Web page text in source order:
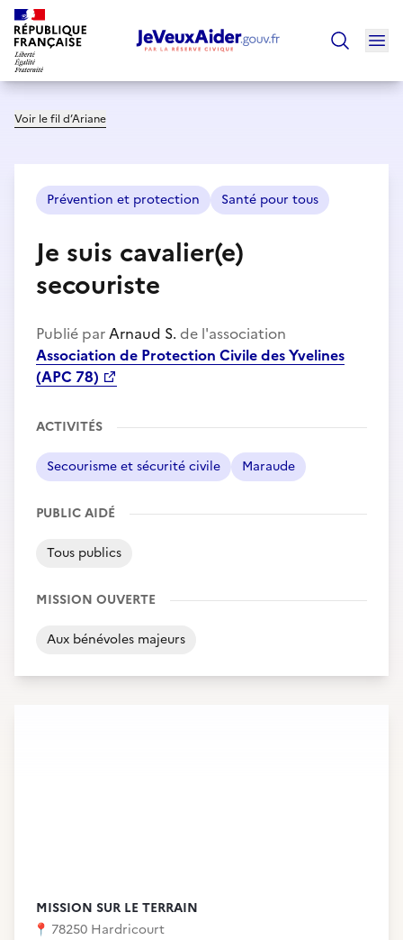
Voir le fil d’Ariane
Prévention et protection Santé pour tous
Je suis cavalier(e)
secouriste
Publié parArnaud S. de l'association
Association de Protection Civile des Yvelines
(APC 78)
ACTIVITÉS
Secourisme et sécurité civile Maraude
PUBLIC AIDÉ
Tous publics
MISSION OUVERTE
Aux bénévoles majeurs
MISSION SUR LE TERRAIN
📍 78250 Hardricourt